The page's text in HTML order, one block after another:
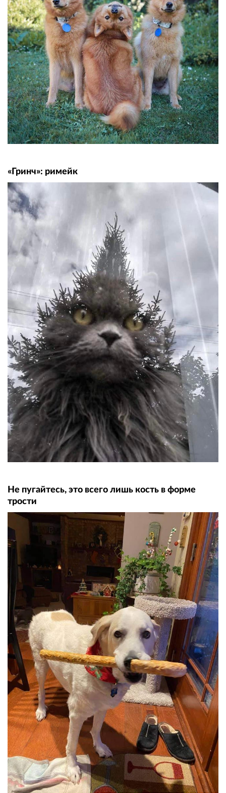
«Гринч»: римейк
Не пугайтесь, это всего лишь кость в форме
трости